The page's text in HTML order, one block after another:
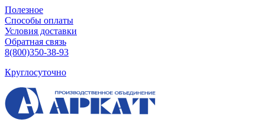
Полезное
Способы оплаты
Условия доставки
Обратная связь
8(800)350-38-93
Круглосуточно